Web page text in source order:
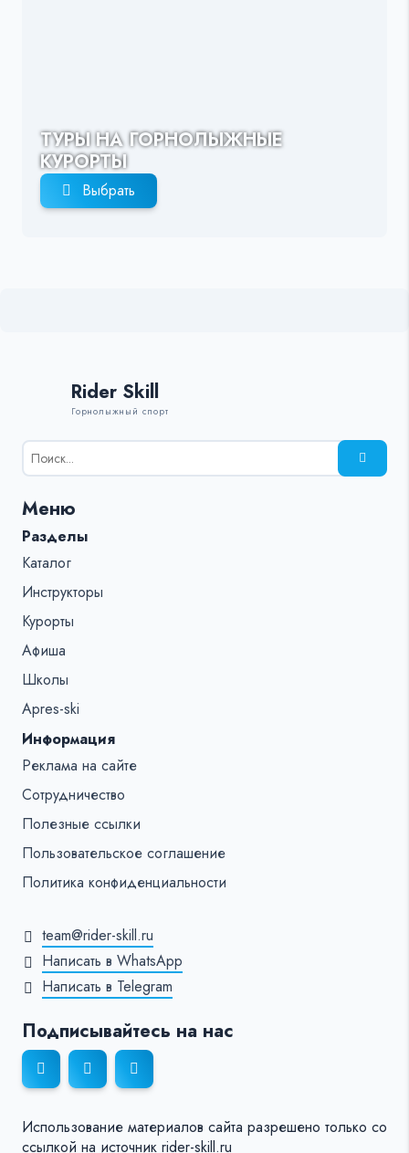
ТУРЫ НА ГОРНОЛЫЖНЫЕ
КУРОРТЫ
Выбрать
Rider Skill
Горнолыжный спорт
Результаты
поиска
%s:
Меню
Разделы
Каталог
Инструкторы
Курорты
Афиша
Школы
Apres-ski
Информация
Реклама на сайте
Сотрудничество
Полезные ссылки
Пользовательское соглашение
Политика конфиденциальности
team@rider-skill.ru
Написать в WhatsApp
Написать в Telegram
Подписывайтесь на нас
Использование материалов сайта разрешено только со
ссылкой на источник rider-skill.ru